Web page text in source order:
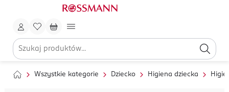
Wszystkie kategorie Dziecko Higiena dziecka